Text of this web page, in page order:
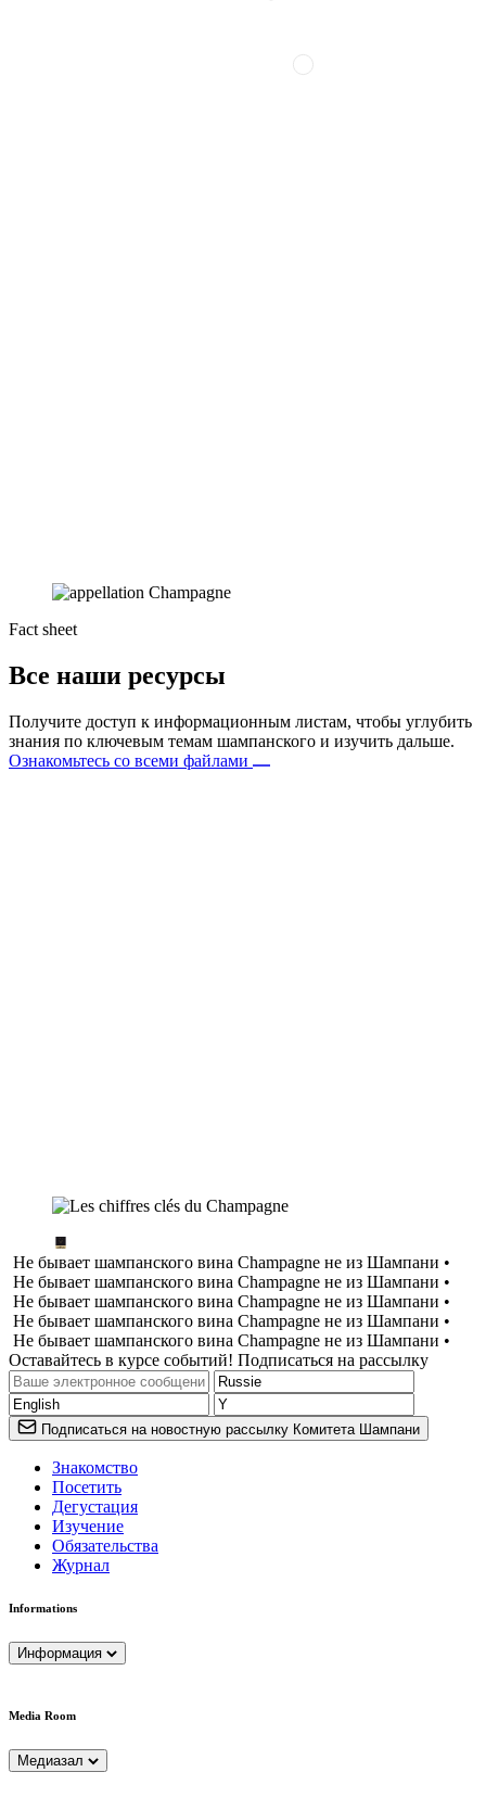
Fact sheet
Все наши ресурсы
Получите доступ к информационным листам, чтобы углубить
знания по ключевым темам шампанского и изучить дальше.
Ознакомьтесь со всеми файлами
Не бывает шампанского вина Champagne не из Шампани •
Не бывает шампанского вина Champagne не из Шампани •
Не бывает шампанского вина Champagne не из Шампани •
Не бывает шампанского вина Champagne не из Шампани •
Не бывает шампанского вина Champagne не из Шампани •
Оставайтесь в курсе событий! Подписаться на рассылку
Подписаться на новостную рассылку Комитета Шампани
Знакомство
Посетить
Дегустация
Изучение
Обязательства
Журнал
Informations
Информация
Media Room
Медиазал